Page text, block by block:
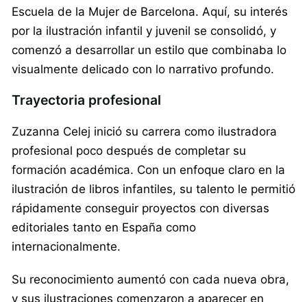
Escuela de la Mujer de Barcelona. Aquí, su interés
por la ilustración infantil y juvenil se consolidó, y
comenzó a desarrollar un estilo que combinaba lo
visualmente delicado con lo narrativo profundo.
Trayectoria profesional
Zuzanna Celej inició su carrera como ilustradora
profesional poco después de completar su
formación académica. Con un enfoque claro en la
ilustración de libros infantiles, su talento le permitió
rápidamente conseguir proyectos con diversas
editoriales tanto en España como
internacionalmente.
Su reconocimiento aumentó con cada nueva obra,
y sus ilustraciones comenzaron a aparecer en